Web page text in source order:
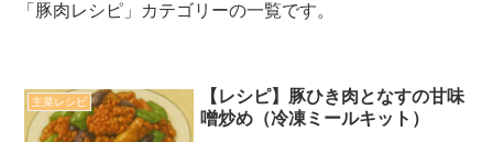
「豚肉レシピ」カテゴリーの一覧です。
主菜レシピ
【レシピ】豚ひき肉となすの甘味
噌炒め（冷凍ミールキット）